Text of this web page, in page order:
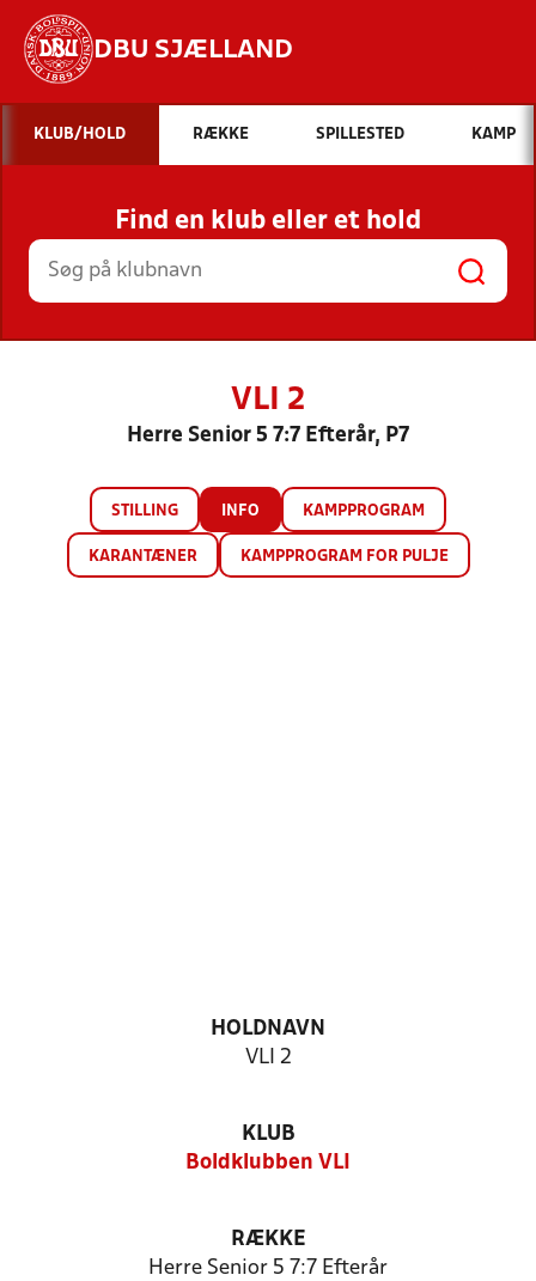
DBU SJÆLLAND
Hvad vil du søge efter?
INDHOLD OG NYHEDER
STILLINGER, RESULTATER, KLUBBER OG
HOLD
KLUB/HOLD RÆKKE SPILLESTED KAMP
Find en klub eller et hold
VLI 2
Herre Senior 5 7:7 Efterår, P7
STILLING INFO KAMPPROGRAM
KARANTÆNER KAMPPROGRAM FOR PULJE
HOLDNAVN
VLI 2
KLUB
Boldklubben VLI
RÆKKE
Herre Senior 5 7:7 Efterår